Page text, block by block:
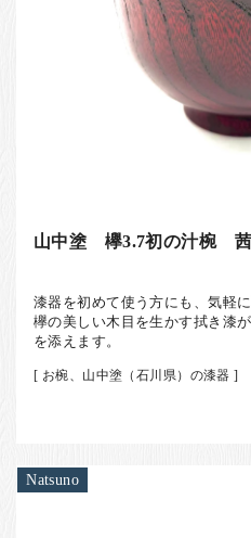
山中塗 欅3.7初の汁椀 茜
漆器を初めて使う方にも、気軽
欅の美しい木目を生かす拭き漆
を添えます。
[ お椀、山中塗（石川県）の漆器 ]
Natsuno